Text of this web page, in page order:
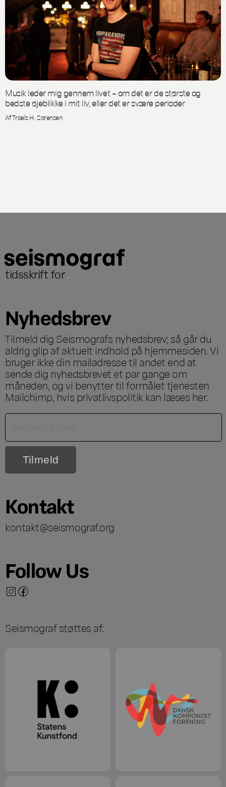
Musik leder mig gennem livet – om det er de største og
bedste øjeblikke i mit liv, eller det er svære perioder
AfTroels H. Sørensen
tidsskrift for...
Nyhedsbrev
Tilmeld dig Seismografs nyhedsbrev; så går du
aldrig glip af aktuelt indhold på hjemmesiden. Vi
bruger ikke din mailadresse til andet end at
sende dig nyhedsbrevet et par gange om
måneden, og vi benytter til formålet tjenesten
Mailchimp, hvis privatlivspolitik kan læses her.
Kontakt
kontakt@seismograf.org
Follow Us
Seismograf støttes af: